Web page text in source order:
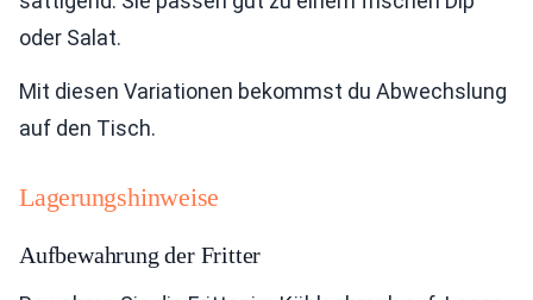
oder Salat.
Mit diesen Variationen bekommst du Abwechslung
auf den Tisch.
Lagerungshinweise
Aufbewahrung der Fritter